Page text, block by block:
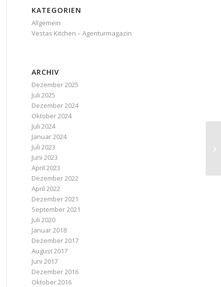
KATEGORIEN
Allgemein
Vestas Kitchen – Agenturmagazin
ARCHIV
Dezember 2025
Juli 2025
Dezember 2024
Oktober 2024
Juli 2024
Januar 2024
Juli 2023
Juni 2023
April 2023
Dezember 2022
April 2022
Dezember 2021
September 2021
Juli 2020
Januar 2018
Dezember 2017
August 2017
Juni 2017
Dezember 2016
Oktober 2016